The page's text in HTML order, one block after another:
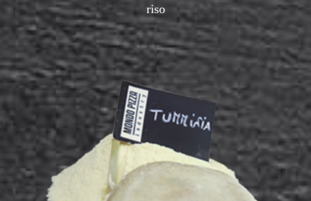
riso